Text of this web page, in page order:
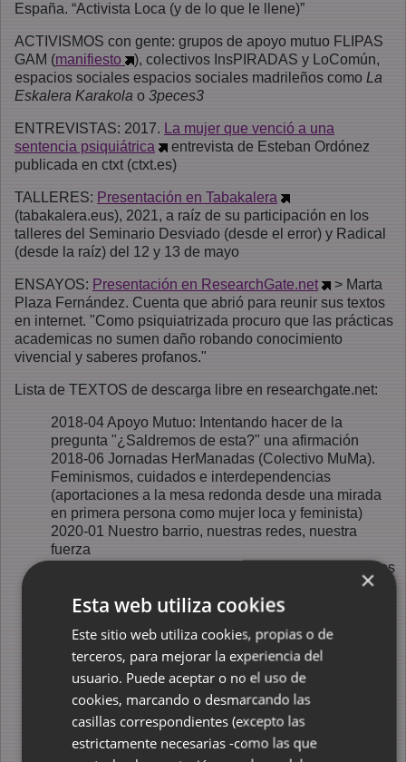
España. “Activista Loca (y de lo que le llene)”
ACTIVISMOS con gente: grupos de apoyo mutuo FLIPAS
GAM (manifiesto
), colectivos InsPIRADAS y LoComún,
espacios sociales espacios sociales madrileños como La
Eskalera Karakola o 3peces3
ENTREVISTAS: 2017. La mujer que venció a una
sentencia psiquiátrica
entrevista de Esteban Ordónez
publicada en ctxt (ctxt.es)
TALLERES: Presentación en Tabakalera
(tabakalera.eus), 2021, a raíz de su participación en los
talleres del Seminario Desviado (desde el error) y Radical
(desde la raíz) del 12 y 13 de mayo
ENSAYOS: Presentación en ResearchGate.net
> Marta
Plaza Fernández. Cuenta que abrió para reunir sus textos
en internet. "Como psiquiatrizada procuro que las prácticas
academicas no sumen daño robando conocimiento
vivencial y saberes profanos."
Lista de TEXTOS de descarga libre en researchgate.net:
2018-04 Apoyo Mutuo: Intentando hacer de la
pregunta "¿Saldremos de esta?" una afirmación
2018-06 Jornadas HerManadas (Colectivo MuMa).
Feminismos, cuidados e interdependencias
(aportaciones a la mesa redonda desde una mirada
en primera persona como mujer loca y feminista)
2020-01 Nuestro barrio, nuestras redes, nuestra
fuerza
2020-01 Cuidar sin atar. Experiencias internacionales
de atención a la salud mental libres de contención
mecánica
someten: del psiquiátrico al paritorio y más allá
2022-06 La gordofobia perjudica seriamente la salud
2022-09 Prevenir el suicidio pasa por facilitar vidas
vivibles
2023-02 ¿Cuál de todos estos cuerpos seré yo? (La
psiquiatrización violenta -también- nuestros cuerpos)
2023-04 Del tabú del silencio a la responsabilidad
×
Esta web utiliza cookies
Este sitio web utiliza cookies, propias o de
terceros, para mejorar la experiencia del
usuario. Puede aceptar o no el uso de
cookies, marcando o desmarcando las
casillas correspondientes (excepto las
estrictamente necesarias -como las que